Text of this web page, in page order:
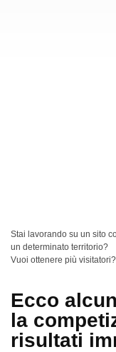
Stai lavorando su un sito
un determinato territorio?
Vuoi ottenere più visitatori?
Ecco
la
risultati